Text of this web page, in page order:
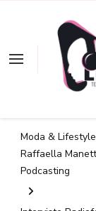
Moda &
Raffaella
Podcasting